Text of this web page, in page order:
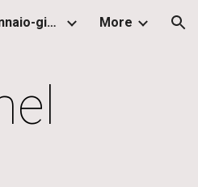
Anno II, Numero 1, gennaio-giugno 2013 More